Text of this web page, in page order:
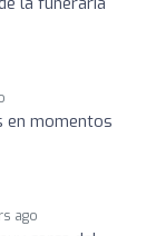
en momentos
ago